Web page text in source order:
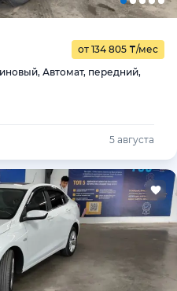
от 134 805 ₸/мес
Автомат, передний,
5 августа